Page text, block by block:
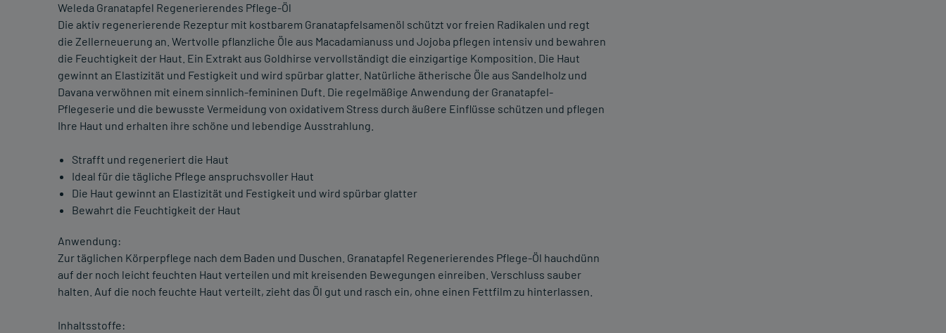
Weleda Granatapfel Regenerierendes Pflege-Öl
Die aktiv regenerierende Rezeptur mit kostbarem Granatapfelsamenöl schützt vor freien Radikalen und regt
die Zellerneuerung an. Wertvolle pflanzliche Öle aus Macadamianuss und Jojoba pflegen intensiv und bewahren
die Feuchtigkeit der Haut. Ein Extrakt aus Goldhirse vervollständigt die einzigartige Komposition. Die Haut
gewinnt an Elastizität und Festigkeit und wird spürbar glatter. Natürliche ätherische Öle aus Sandelholz und
Davana verwöhnen mit einem sinnlich-femininen Duft. Die regelmäßige Anwendung der Granatapfel-
Pflegeserie und die bewusste Vermeidung von oxidativem Stress durch äußere Einflüsse schützen und pflegen
Ihre Haut und erhalten ihre schöne und lebendige Ausstrahlung.
Strafft und regeneriert die Haut
Ideal für die tägliche Pflege anspruchsvoller Haut
Die Haut gewinnt an Elastizität und Festigkeit und wird spürbar glatter
Bewahrt die Feuchtigkeit der Haut
Anwendung:
Zur täglichen Körperpflege nach dem Baden und Duschen. Granatapfel Regenerierendes Pflege-Öl hauchdünn
auf der noch leicht feuchten Haut verteilen und mit kreisenden Bewegungen einreiben. Verschluss sauber
halten. Auf die noch feuchte Haut verteilt, zieht das Öl gut und rasch ein, ohne einen Fettfilm zu hinterlassen.
Inhaltsstoffe: